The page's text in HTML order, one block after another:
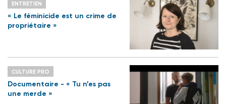
ENTRETIEN
« Le féminicide est un crime de
propriétaire »
CULTURE PRO
Documentaire - « Tu n’es pas
une merde »